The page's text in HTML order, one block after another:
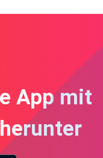
App mit